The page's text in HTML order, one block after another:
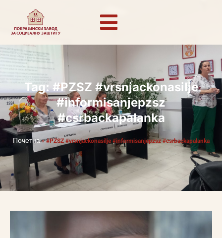
Tag: #PZSZ #vrsnjackonasilje
#informisanjepzsz
#csrbackapalanka
Почетна»#PZSZ #vrsnjackonasilje #informisanjepzsz #csrbackapalanka